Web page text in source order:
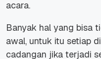
acara.
Banyak hal yang bisa
awal, untuk itu setiap
cadangan jika terjadi